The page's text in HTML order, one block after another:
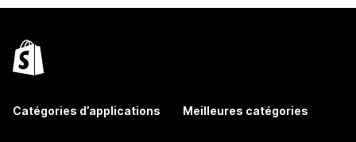
Catégories d’applications Meilleures catégories